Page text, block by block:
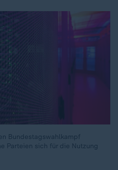
Bundestagswahlkampf
Parteien sich für die Nutzung